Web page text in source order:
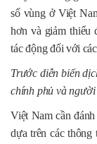
số vùng ở Việt
hơn và giảm thiểu
tác động đối với
Trước diễn biến
chính phủ và
Việt Nam cần
dựa trên các thông